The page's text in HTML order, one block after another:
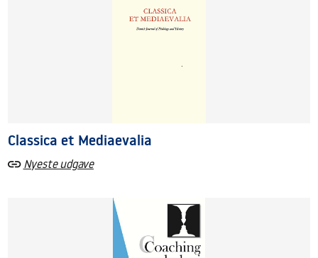
Classica et Mediaevalia
Nyeste udgave